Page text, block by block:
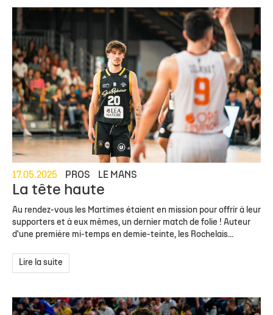
17.05.2025 PROS LE MANS
La tête haute
Au rendez-vous les Martimes étaient en mission pour offrir à leur
supporters et à eux mêmes, un dernier match de folie ! Auteur
d'une première mi-temps en demie-teinte, les Rochelais...
Lire la suite